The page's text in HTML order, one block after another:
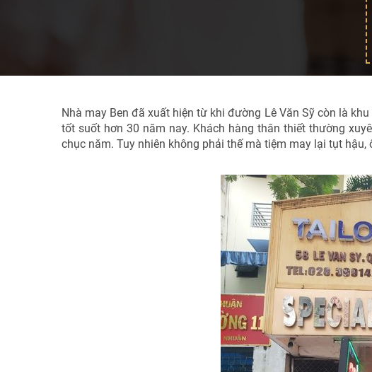
Nhà may Ben đã xuất hiện từ khi đường Lê Văn Sỹ còn là
tốt suốt hơn 30 năm nay. Khách hàng thân thiết thường
chục năm. Tuy nhiên không phải thế mà tiệm may lại tụt